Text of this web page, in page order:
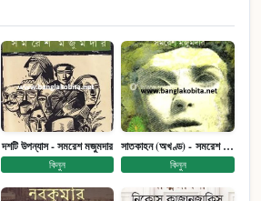
দশটি উপন্যাস - সমরেশ মজুমদার
কিনুন
সাতকাহন (অখণ্ড) - সমরেশ মজুমদার
কিনুন